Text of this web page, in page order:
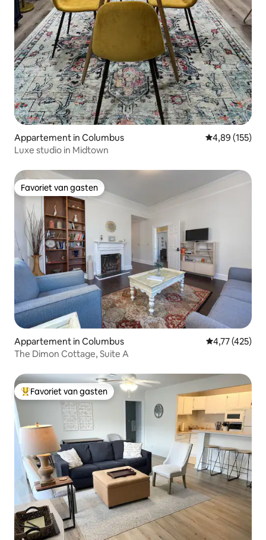
Appartement in Columbus Gemiddelde
4,89 (155)
Luxe studio in Midtown
Favoriet van gasten
Favoriet van gasten
Appartement in Columbus Gemiddelde
4,77 (425)
The Dimon Cottage, Suite A
Topfavoriet van gasten
Favoriet van gasten